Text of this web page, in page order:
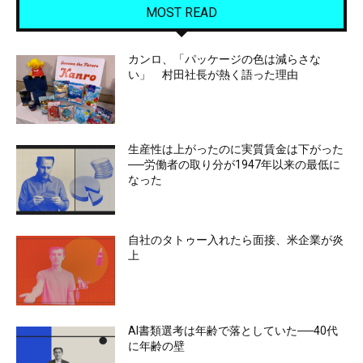
MOST READ
カンロ、「パッケージの色は減らさな
い」 村田社長が熱く語った理由
生産性は上がったのに実質賃金は下がった
──労働者の取り分が1947年以来の最低に
なった
自社のタトゥー入れたら面接、米企業が炎
上
AI書類選考は年齢で落としていた──40代
に年齢の壁